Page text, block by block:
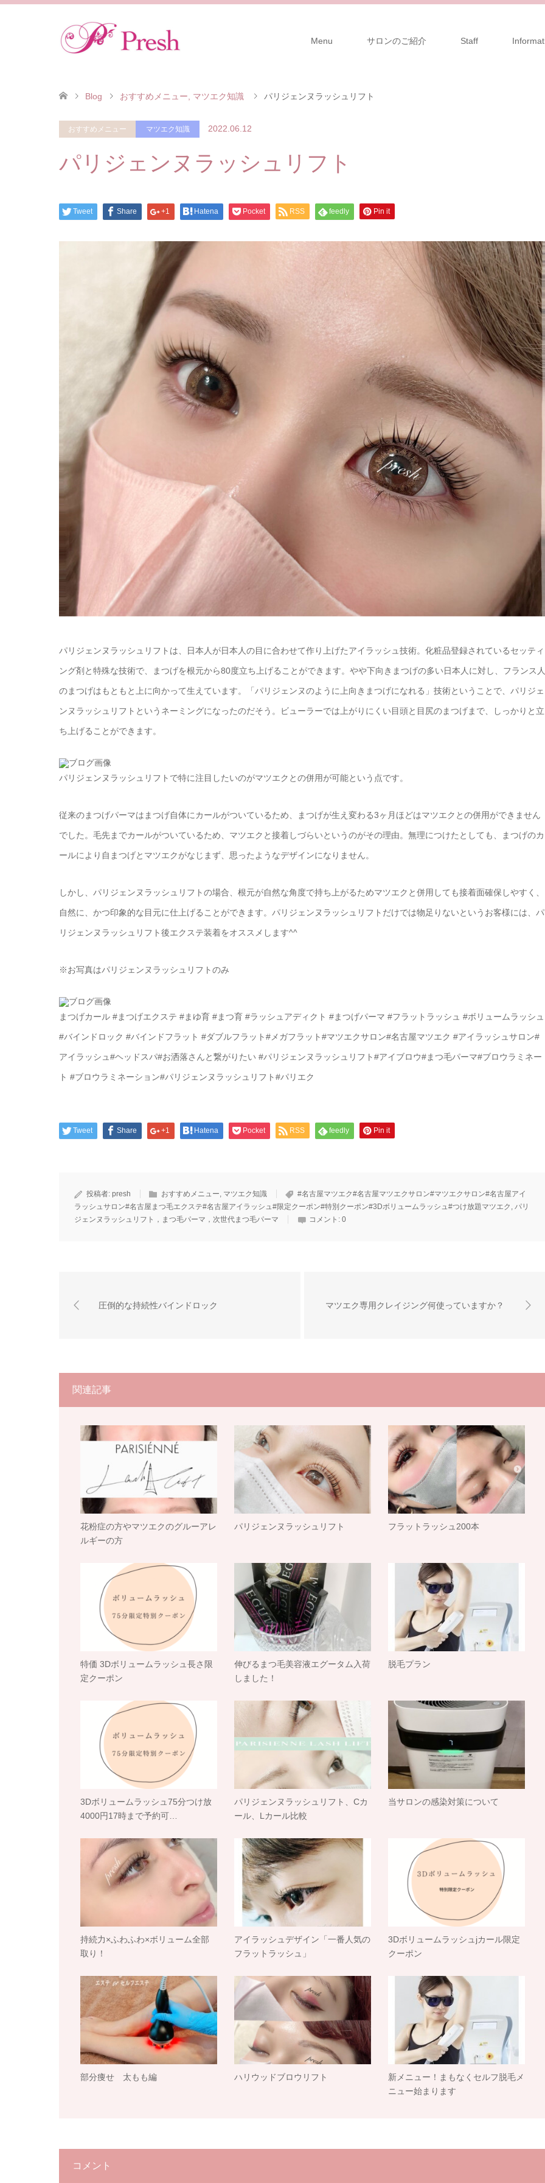
Menu サロンのご紹介 Staff
Blog おすすめメニュー マツエク知識 パリジェンヌラッシュリフト
おすすめメニュー マツエク知識 2022.06.12
パリジェンヌラッシュリフト
Tweet Share +1 Hatena Pocket RSS feedly Pin it
パリジェンヌラッシュリフトは、日本人が日本人の目に合わせて作り上げたアイラッシュ技術。化粧品登録されているセッティ
ング剤と特殊な技術で、まつげを根元から80度立ち上げることができます。やや下向きまつげの多い日本人に対し、フランス人
のまつげはもともと上に向かって生えています。「パリジェンヌのように上向きまつげになれる」技術ということで、パリジェ
ンヌラッシュリフトというネーミングになったのだそう。ビューラーでは上がりにくい目頭と目尻のまつげまで、しっかりと立
ち上げることができます。
パリジェンヌラッシュリフトで特に注目したいのがマツエクとの併用が可能という点です。
従来のまつげパーマはまつげ自体にカールがついているため、まつげが生え変わる3ヶ月ほどはマツエクとの併用ができません
でした。毛先までカールがついているため、マツエクと接着しづらいというのがその理由。無理につけたとしても、まつげのカ
ールにより自まつげとマツエクがなじまず、思ったようなデザインになりません。
しかし、パリジェンヌラッシュリフトの場合、根元が自然な角度で持ち上がるためマツエクと併用しても接着面確保しやすく、
自然に、かつ印象的な目元に仕上げることができます。パリジェンヌラッシュリフトだけでは物足りないというお客様には、パ
リジェンヌラッシュリフト後エクステ装着をオススメします^^
※お写真はパリジェンヌラッシュリフトのみ
まつげカール #まつげエクステ #まゆ育 #まつ育 #ラッシュアディクト #まつげパーマ #フラットラッシュ #ボリュームラッシュ
#バインドロック #バインドフラット #ダブルフラット#メガフラット#マツエクサロン#名古屋マツエク #アイラッシュサロン#
アイラッシュ#ヘッドスパ#お洒落さんと繋がりたい #パリジェンヌラッシュリフト#アイブロウ#まつ毛パーマ#ブロウラミネー
ト #ブロウラミネーション#パリジェンヌラッシュリフト#パリエク
Tweet Share +1 Hatena Pocket RSS feedly Pin it
投稿者: presh おすすめメニュー, マツエク知識
#名古屋マツエク#名古屋マツエクサロン#マツエクサロン#名古屋アイ
ラッシュサロン#名古屋まつ毛エクステ#名古屋アイラッシュ#限定クーポン#特別クーポン#3Dボリュームラッシュ#つけ放題マツエク , パリ
ジェンヌラッシュリフト，まつ毛パーマ，次世代まつ毛パーマ
コメント: 0
圧倒的な持続性バインドロック マツエク専用クレイジング何使っていますか？
関連記事
花粉症の方やマツエクのグルーアレ
ルギーの方
パリジェンヌラッシュリフト フラットラッシュ200本
特価 3Dボリュームラッシュ長さ限
定クーポン
伸びるまつ毛美容液エグータム入荷
しました！
脱毛プラン
3Dボリュームラッシュ75分つけ放
4000円17時まで予約可…
パリジェンヌラッシュリフト、Cカ
ール、Lカール比較
当サロンの感染対策について
持続力×ふわふわ×ボリューム全部
取り！
アイラッシュデザイン「一番人気の
フラットラッシュ」
3Dボリュームラッシュjカール限定
クーポン
部分痩せ 太もも編 ハリウッドブロウリフト
新メニュー！まもなくセルフ脱毛メ
ニュー始まります
コメント